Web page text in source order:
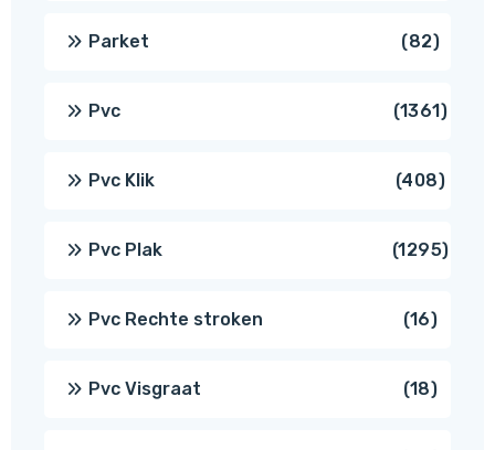
Parket 8282
Pvc 13611361
Pvc Klik 408408
Pvc Plak 12951295
Pvc Rechte stroken 1616
Pvc Visgraat 1818